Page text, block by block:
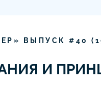
ВЫПУСК # 40 (
И